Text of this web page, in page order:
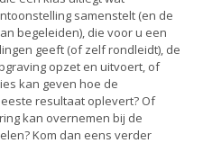
samenstelt (en de
begeleiden), die voor u een
geeft (of zelf rondleidt), de
opzet en uitvoert, of
kan geven hoe de
resultaat oplevert? Of
kan overnemen bij de
Kom dan eens verder